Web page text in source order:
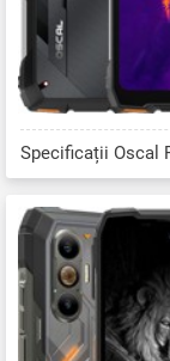
Specificații Oscal